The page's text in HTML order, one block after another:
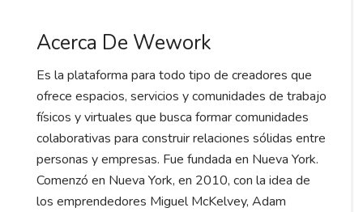
Acerca De Wework
Es la plataforma para todo tipo de creadores que
ofrece espacios, servicios y comunidades de trabajo
físicos y virtuales que busca formar comunidades
colaborativas para construir relaciones sólidas entre
personas y empresas. Fue fundada en Nueva York. ​
Comenzó en Nueva York, en 2010, con la idea de
los emprendedores Miguel McKelvey, Adam